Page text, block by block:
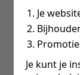
Je
Je kunt je